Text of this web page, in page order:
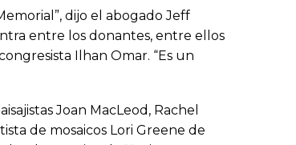
dijo el abogado Jeff
entre los donantes, entre ellos
Ilhan Omar. “Es un
Joan MacLeod, Rachel
de mosaicos Lori Greene de